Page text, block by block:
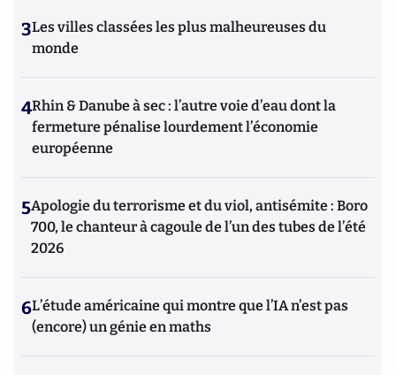
3Les villes classées les plus malheureuses du
monde
4Rhin & Danube à sec : l’autre voie d’eau dont la
fermeture pénalise lourdement l’économie
européenne
5Apologie du terrorisme et du viol, antisémite : Boro
700, le chanteur à cagoule de l’un des tubes de l’été
2026
6L’étude américaine qui montre que l’IA n’est pas
(encore) un génie en maths